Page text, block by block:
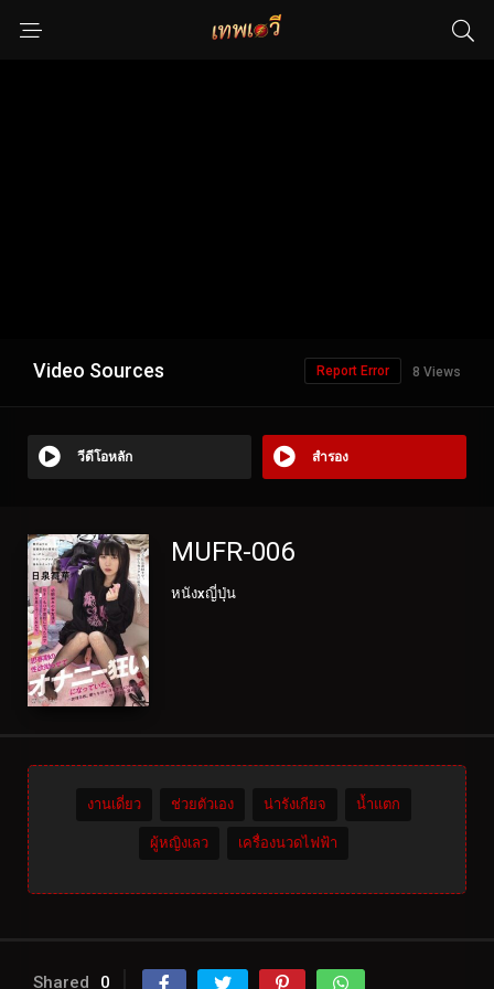
Video Sources 8 Views
Report Error
วีดีโอหลัก สำรอง
MUFR-006
หนังxญี่ปุ่น
งานเดี่ยว ช่วยตัวเอง น่ารังเกียจ น้ำแตก
ผู้หญิงเลว เครื่องนวดไฟฟ้า
Shared 0